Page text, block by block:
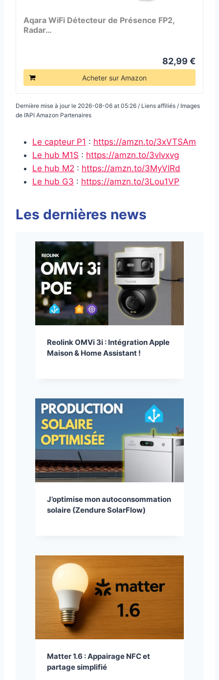
Aqara WiFi Détecteur de Présence FP2,
Radar…
82,99 €
Acheter sur Amazon
Dernière mise à jour le 2026-08-06 at 05:26 / Liens affiliés / Images
de l’API Amazon Partenaires
Le capteur P1 : https://amzn.to/3xVTSAm
Le hub M1S : https://amzn.to/3vIvxvg
Le hub M2 : https://amzn.to/3MyVlRd
Le hub G3 : https://amzn.to/3Lou1VP
Les dernières news
Reolink OMVi 3i : Intégration Apple
Maison & Home Assistant !
J’optimise mon autoconsommation
solaire (Zendure SolarFlow)
Matter 1.6 : Appairage NFC et
partage simplifié